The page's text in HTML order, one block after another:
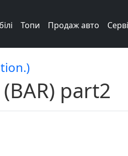
Топи Продаж авто
part2